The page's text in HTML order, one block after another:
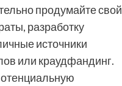
продумайте свой
разработку
источники
или краудфандинг.